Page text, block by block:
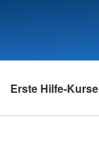
Erste Hilfe-Kurse